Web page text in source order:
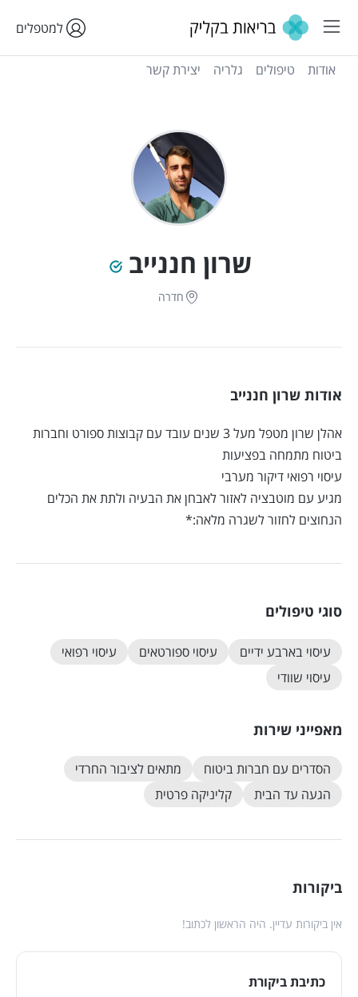
למטפלים
שרון חננייב
חדרה
אודות טיפולים גלריה יצירת קשר
אודות שרון חננייב
אהלן שרון מטפל מעל 3 שנים עובד עם קבוצות ספורט וחברות
ביטוח מתמחה בפציעות
עיסוי רפואי דיקור מערבי
מגיע עם מוטבציה לאזור לאבחן את הבעיה ולתת את הכלים
הנחוצים לחזור לשגרה מלאה:*
סוגי טיפולים
עיסוי בארבע ידיים עיסוי ספורטאים
עיסוי רפואי
עיסוי שוודי
מאפייני שירות
הסדרים עם חברות ביטוח
מתאים לציבור החרדי
הגעה עד הבית
קליניקה פרטית
ביקורות
אין ביקורות עדיין. היה הראשון לכתוב!
כתיבת ביקורת